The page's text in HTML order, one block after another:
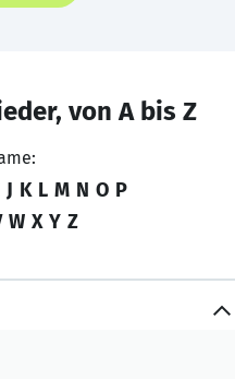
von A bis Z
J K L M N O P
W X Y Z